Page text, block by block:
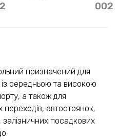
002
призначений для
із середньою та високою
а також для
автостоянок,
посадкових